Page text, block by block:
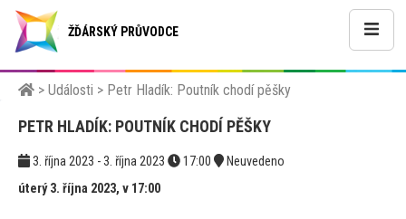
ŽĎÁRSKÝ PRŮVODCE
> Události > Petr Hladík: Poutník chodí pěšky
PETR HLADÍK: POUTNÍK CHODÍ PĚŠKY
3. října 2023 - 3. října 2023 17:00
Neuvedeno
úterý 3. října 2023, v 17:00